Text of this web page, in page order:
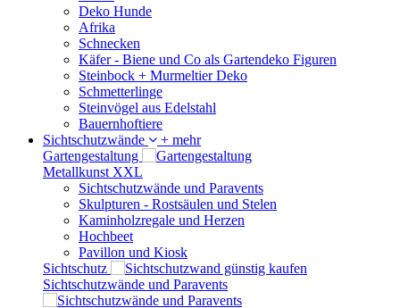
Deko Hunde
Afrika
Schnecken
Käfer - Biene und Co als Gartendeko Figuren
Steinbock + Murmeltier Deko
Schmetterlinge
Steinvögel aus Edelstahl
Bauernhoftiere
Sichtschutzwände
+ mehr
Gartengestaltung
Metallkunst XXL
Sichtschutzwände und Paravents
Skulpturen - Rostsäulen und Stelen
Kaminholzregale und Herzen
Hochbeet
Pavillon und Kiosk
Sichtschutz
Sichtschutzwände und Paravents